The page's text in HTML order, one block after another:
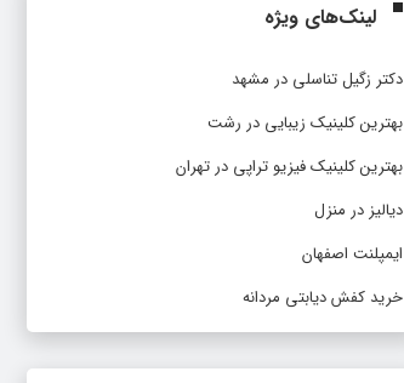
حافظه می‌شود
لینک‌های ویژه
دکتر زگیل تناسلی در مشهد
بهترین کلینیک زیبایی در رشت
بهترین کلینیک فیزیو تراپی در تهران
دیالیز در منزل
ایمپلنت اصفهان
خرید کفش دیابتی مردانه